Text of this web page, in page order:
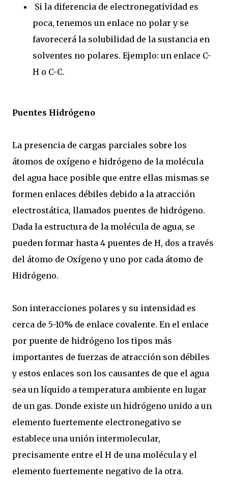
Si la diferencia de electronegatividad es
poca, tenemos un enlace no polar y se
favorecerá la solubilidad de la sustancia en
solventes no polares. Ejemplo: un enlace C-
H o C-C.
Puentes Hidrógeno
La presencia de cargas parciales sobre los
átomos de oxígeno e hidrógeno de la molécula
del agua hace posible que entre ellas mismas se
formen enlaces débiles debido a la atracción
electrostática, llamados puentes de hidrógeno.
Dada la estructura de la molécula de agua, se
pueden formar hasta 4 puentes de H, dos a través
del átomo de Oxígeno y uno por cada átomo de
Hidrógeno.
Son interacciones polares y su intensidad es
cerca de 5-10% de enlace covalente. En el enlace
por puente de hidrógeno los tipos más
importantes de fuerzas de atracción son débiles
y estos enlaces son los causantes de que el agua
sea un líquido a temperatura ambiente en lugar
de un gas. Donde existe un hidrógeno unido a un
elemento fuertemente electronegativo se
establece una unión intermolecular,
precisamente entre el H de una molécula y el
elemento fuertemente negativo de la otra.